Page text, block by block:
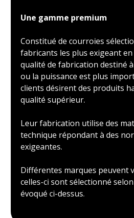
Une gamme premium
Constitué de courroies
fabricants les plus exigeant
qualité de fabrication destiné
ou la puissance est plus
clients désirent des produits
qualité supérieur.
Leur fabrication utilise des
technique répondant à des
exigeantes.
Différentes marques peuvent
celles-ci sont sélectionné
évoqué ci-dessus.